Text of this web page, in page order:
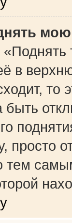
в
то
быть
просто
тем